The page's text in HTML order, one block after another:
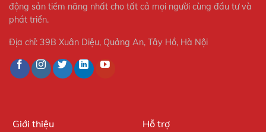
động sản tiềm năng nhất cho tất cả mọi người cùng đầu tư và
phát triển.
Địa chỉ: 39B Xuân Diệu, Quảng An, Tây Hồ, Hà Nội
Giới thiệu
Hỗ trợ